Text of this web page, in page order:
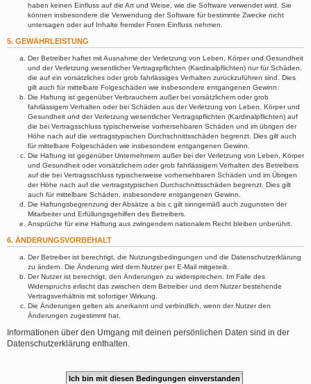
haben keinen Einfluss auf die Art und Weise, wie die Software verwendet wird. Sie
können insbesondere die Verwendung der Software für bestimmte Zwecke nicht
untersagen oder auf Inhalte fremder Foren Einfluss nehmen.
5. GEWÄHRLEISTUNG
Der Betreiber haftet mit Ausnahme der Verletzung von Leben, Körper und Gesundheit
und der Verletzung wesentlicher Vertragspflichten (Kardinalpflichten) nur für Schäden,
die auf ein vorsätzliches oder grob fahrlässiges Verhalten zurückzuführen sind. Dies
gilt auch für mittelbare Folgeschäden wie insbesondere entgangenen Gewinn.
Die Haftung ist gegenüber Verbrauchern außer bei vorsätzlichem oder grob
fahrlässigem Verhalten oder bei Schäden aus der Verletzung von Leben, Körper und
Gesundheit und der Verletzung wesentlicher Vertragspflichten (Kardinalpflichten) auf
die bei Vertragsschluss typischerweise vorhersehbaren Schäden und im übrigen der
Höhe nach auf die vertragstypischen Durchschnittsschäden begrenzt. Dies gilt auch
für mittelbare Folgeschäden wie insbesondere entgangenen Gewinn.
Die Haftung ist gegenüber Unternehmern außer bei der Verletzung von Leben, Körper
und Gesundheit oder vorsätzlichem oder grob fahrlässigem Verhalten des Betreibers
auf die bei Vertragsschluss typischerweise vorhersehbaren Schäden und im Übrigen
der Höhe nach auf die vertragstypischen Durchschnittsschäden begrenzt. Dies gilt
auch für mittelbare Schäden, insbesondere entgangenen Gewinn.
Die Haftungsbegrenzung der Absätze a bis c gilt sinngemäß auch zugunsten der
Mitarbeiter und Erfüllungsgehilfen des Betreibers.
Ansprüche für eine Haftung aus zwingendem nationalem Recht bleiben unberührt.
6. ÄNDERUNGSVORBEHALT
Der Betreiber ist berechtigt, die Nutzungsbedingungen und die Datenschutzerklärung
zu ändern. Die Änderung wird dem Nutzer per E-Mail mitgeteilt.
Der Nutzer ist berechtigt, den Änderungen zu widersprechen. Im Falle des
Widerspruchs erlischt das zwischen dem Betreiber und dem Nutzer bestehende
Vertragsverhältnis mit sofortiger Wirkung.
Die Änderungen gelten als anerkannt und verbindlich, wenn der Nutzer den
Änderungen zugestimmt hat.
Informationen über den Umgang mit deinen persönlichen Daten sind in der
Datenschutzerklärung enthalten.